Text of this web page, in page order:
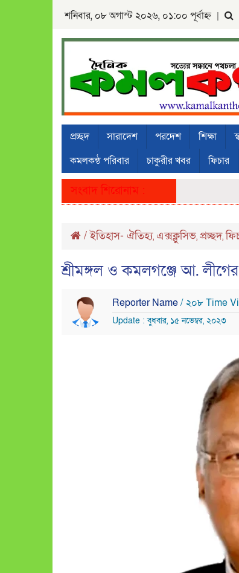
শনিবার, ০৮ অগাস্ট ২০২৬, ০১:০০ পূর্বাহ্ন |
প্রচ্ছদ সারাদেশ পরদেশ শিক্ষা
কমলকন্ঠ পরিবার
চাকুরীর খবর ফিচার
সংবাদ শিরোনাম :
/ইতিহাস- ঐতিহ্য, এক্সক্লুসিভ, প্রচ্ছদ,
শ্রীমঙ্গল ও কমলগঞ্জে আ.
Reporter Name/ ২০৮ Time
Update : বুধবার, ১৫ নভেম্বর, ২০২৩